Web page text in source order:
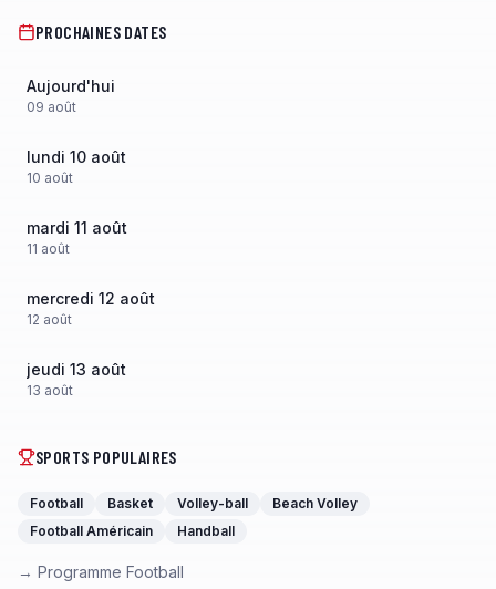
PROCHAINES DATES
Aujourd'hui
09 août
lundi 10 août
10 août
mardi 11 août
11 août
mercredi 12 août
12 août
jeudi 13 août
13 août
SPORTS POPULAIRES
Football Basket Volley-ball
Beach Volley
Football Américain
Handball
→ Programme Football